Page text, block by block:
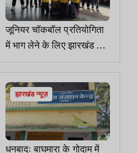
जूनियर चॉकबॉल प्रतियोगिता
में भाग लेने के लिए झारखंड की
टीम विशाखापत्तनम रवाना
झारखंड न्यूज़
धनबादः बाघमारा के गोदाम में